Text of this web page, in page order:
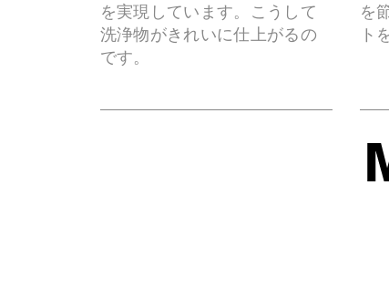
を実現しています。こうして
洗浄物がきれいに仕上がるの
です。
を
ト